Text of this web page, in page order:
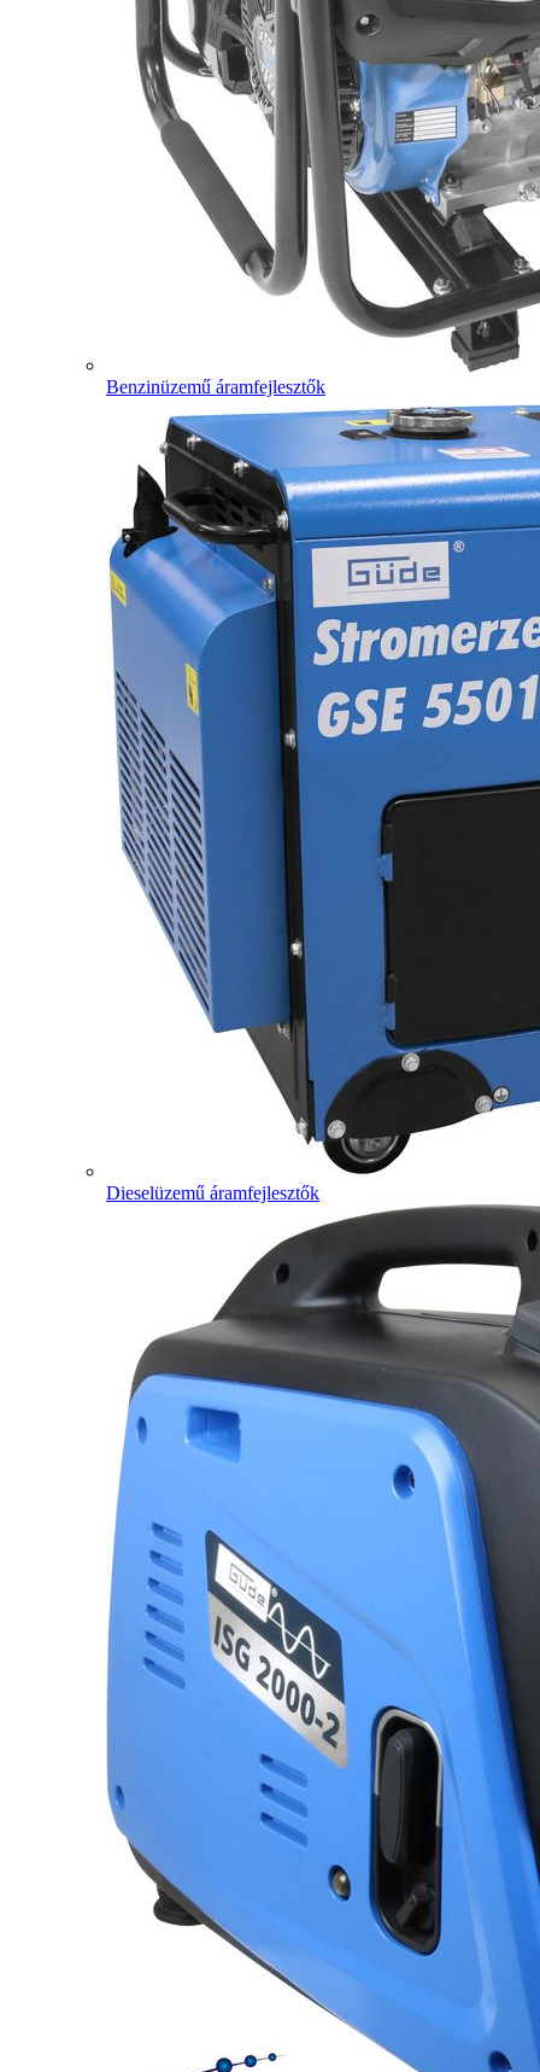
Benzinüzemű áramfejlesztők
Dieselüzemű áramfejlesztők